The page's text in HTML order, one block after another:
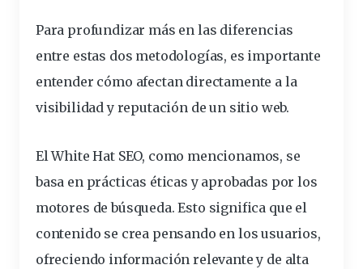
Para profundizar más en las diferencias
entre estas dos metodologías, es importante
entender cómo afectan directamente a la
visibilidad y reputación de un sitio web.
El White Hat SEO, como mencionamos, se
basa en prácticas éticas y aprobadas por los
motores de búsqueda. Esto significa que el
contenido se crea pensando en los usuarios,
ofreciendo información relevante y de alta